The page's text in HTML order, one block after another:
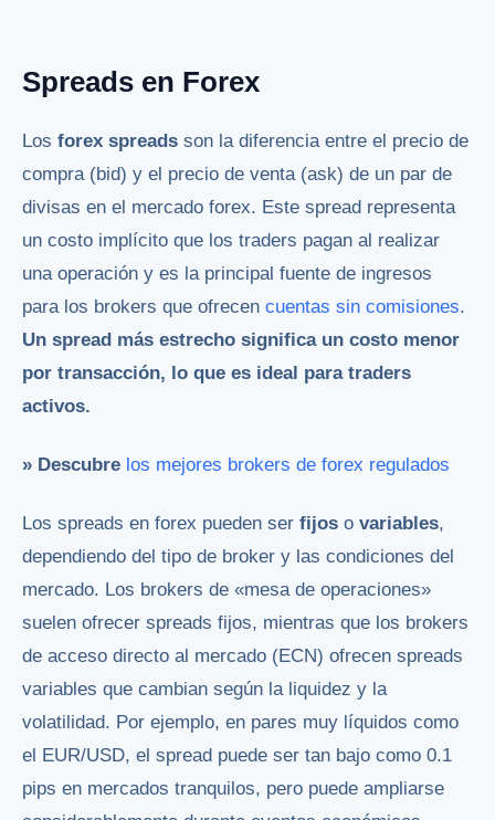
Spreads en Forex
Los forex spreads son la diferencia entre el precio de
compra (bid) y el precio de venta (ask) de un par de
divisas en el mercado forex. Este spread representa
un costo implícito que los traders pagan al realizar
una operación y es la principal fuente de ingresos
para los brokers que ofrecen cuentas sin comisiones.
Un spread más estrecho significa un costo menor
por transacción, lo que es ideal para traders
activos.
» Descubre los mejores brokers de forex regulados
Los spreads en forex pueden ser fijos o variables,
dependiendo del tipo de broker y las condiciones del
mercado. Los brokers de «mesa de operaciones»
suelen ofrecer spreads fijos, mientras que los brokers
de acceso directo al mercado (ECN) ofrecen spreads
variables que cambian según la liquidez y la
volatilidad. Por ejemplo, en pares muy líquidos como
el EUR/USD, el spread puede ser tan bajo como 0.1
pips en mercados tranquilos, pero puede ampliarse